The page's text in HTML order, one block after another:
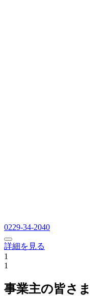
0229-34-2040
詳細を見る
1
1
事業主の皆さま